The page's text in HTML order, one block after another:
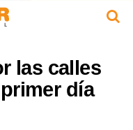
las calles
día